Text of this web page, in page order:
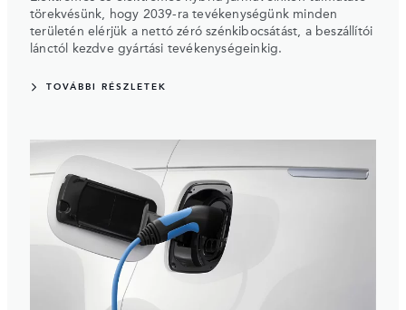
törekvésünk, hogy 2039-ra tevékenységünk minden
területén elérjük a nettó zéró szénkibocsátást, a beszállítói
lánctól kezdve gyártási tevékenységeinkig.
TOVÁBBI RÉSZLETEK